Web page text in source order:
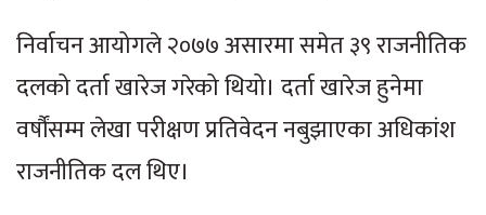
निर्वाचन आयोगले २०७७ असारमा समेत ३९ राजनीतिक
दलको दर्ता खारेज गरेको थियो। दर्ता खारेज हुनेमा
वर्षौंसम्म लेखा परीक्षण प्रतिवेदन नबुझाएका अधिकांश
राजनीतिक दल थिए।